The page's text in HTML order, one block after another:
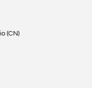
(CN)